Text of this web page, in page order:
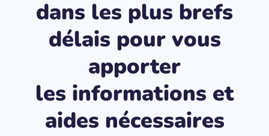
dans les plus brefs
délais pour vous
apporter
les informations et
aides nécessaires